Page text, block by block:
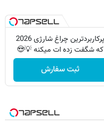
پرکاربردترین چراغ شارژی 2026
که شگفت زده ات میکنه 💡😍
ثبت سفارش